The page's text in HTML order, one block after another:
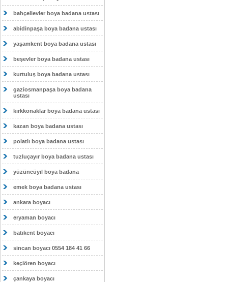
bahçelievler boya badana ustası
abidinpaşa boya badana ustası
yaşamkent boya badana ustası
beşevler boya badana ustası
kurtuluş boya badana ustası
gaziosmanpaşa boya badana
ustası
kırkkonaklar boya badana ustası
kazan boya badana ustası
polatlı boya badana ustası
tuzluçayır boya badana ustası
yüzüncüyıl boya badana
emek boya badana ustası
ankara boyacı
eryaman boyacı
batıkent boyacı
sincan boyacı 0554 184 41 66
keçiören boyacı
çankaya boyacı